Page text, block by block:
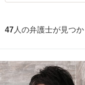
47 人の弁護士が見つ